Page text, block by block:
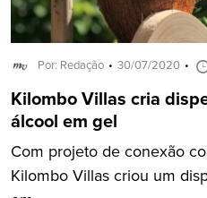
Por: Redação 30/07/2020
Kilombo Villas cria
álcool em gel
Com projeto de conexão
Kilombo Villas criou um